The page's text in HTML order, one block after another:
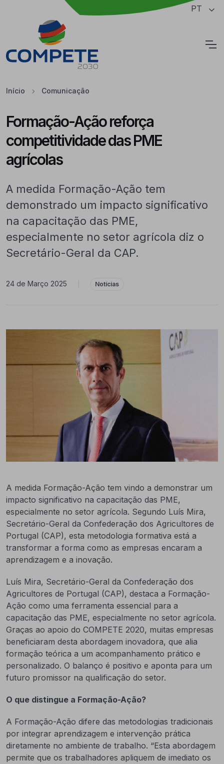
Saltar para o conteúdo principal da página PT
Início Comunicação
Formação-Ação reforça
competitividade das PME
agrícolas
A medida Formação-Ação tem
demonstrado um impacto significativo
na capacitação das PME,
especialmente no setor agrícola diz o
Secretário-Geral da CAP.
24 de Março 2025 Notícias
A medida Formação-Ação tem vindo a demonstrar um
impacto significativo na capacitação das PME,
especialmente no setor agrícola. Segundo Luís Mira,
Secretário-Geral da Confederação dos Agricultores de
Portugal (CAP), esta metodologia formativa está a
transformar a forma como as empresas encaram a
aprendizagem e a inovação.
Luís Mira, Secretário-Geral da Confederação dos
Agricultores de Portugal (CAP), destaca a Formação-
Ação como uma ferramenta essencial para a
capacitação das PME, especialmente no setor agrícola.
Graças ao apoio do COMPETE 2020, muitas empresas
beneficiaram desta abordagem inovadora, que alia
formação teórica a um acompanhamento prático e
personalizado. O balanço é positivo e aponta para um
futuro promissor na qualificação do setor.
O que distingue a Formação-Ação?
A Formação-Ação difere das metodologias tradicionais
por integrar aprendizagem e intervenção prática
diretamente no ambiente de trabalho. “Esta abordagem
permite que os trabalhadores apliquem de imediato os